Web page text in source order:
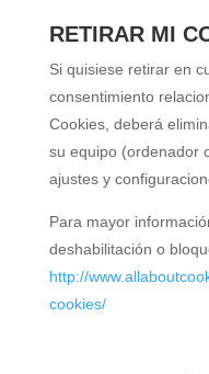
RETIRAR MI
Si quisiese retirar en
consentimiento
Cookies, deberá
su equipo (ordenador
ajustes y
Para mayor
deshabilitación o
http://
cookies/